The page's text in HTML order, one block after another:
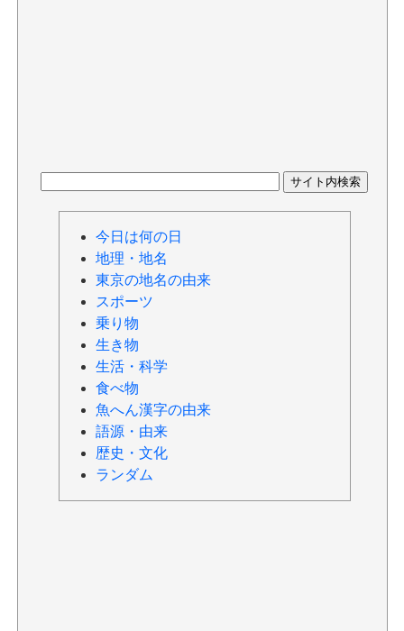
今日は何の日
地理・地名
東京の地名の由来
スポーツ
乗り物
生き物
生活・科学
食べ物
魚へん漢字の由来
語源・由来
歴史・文化
ランダム